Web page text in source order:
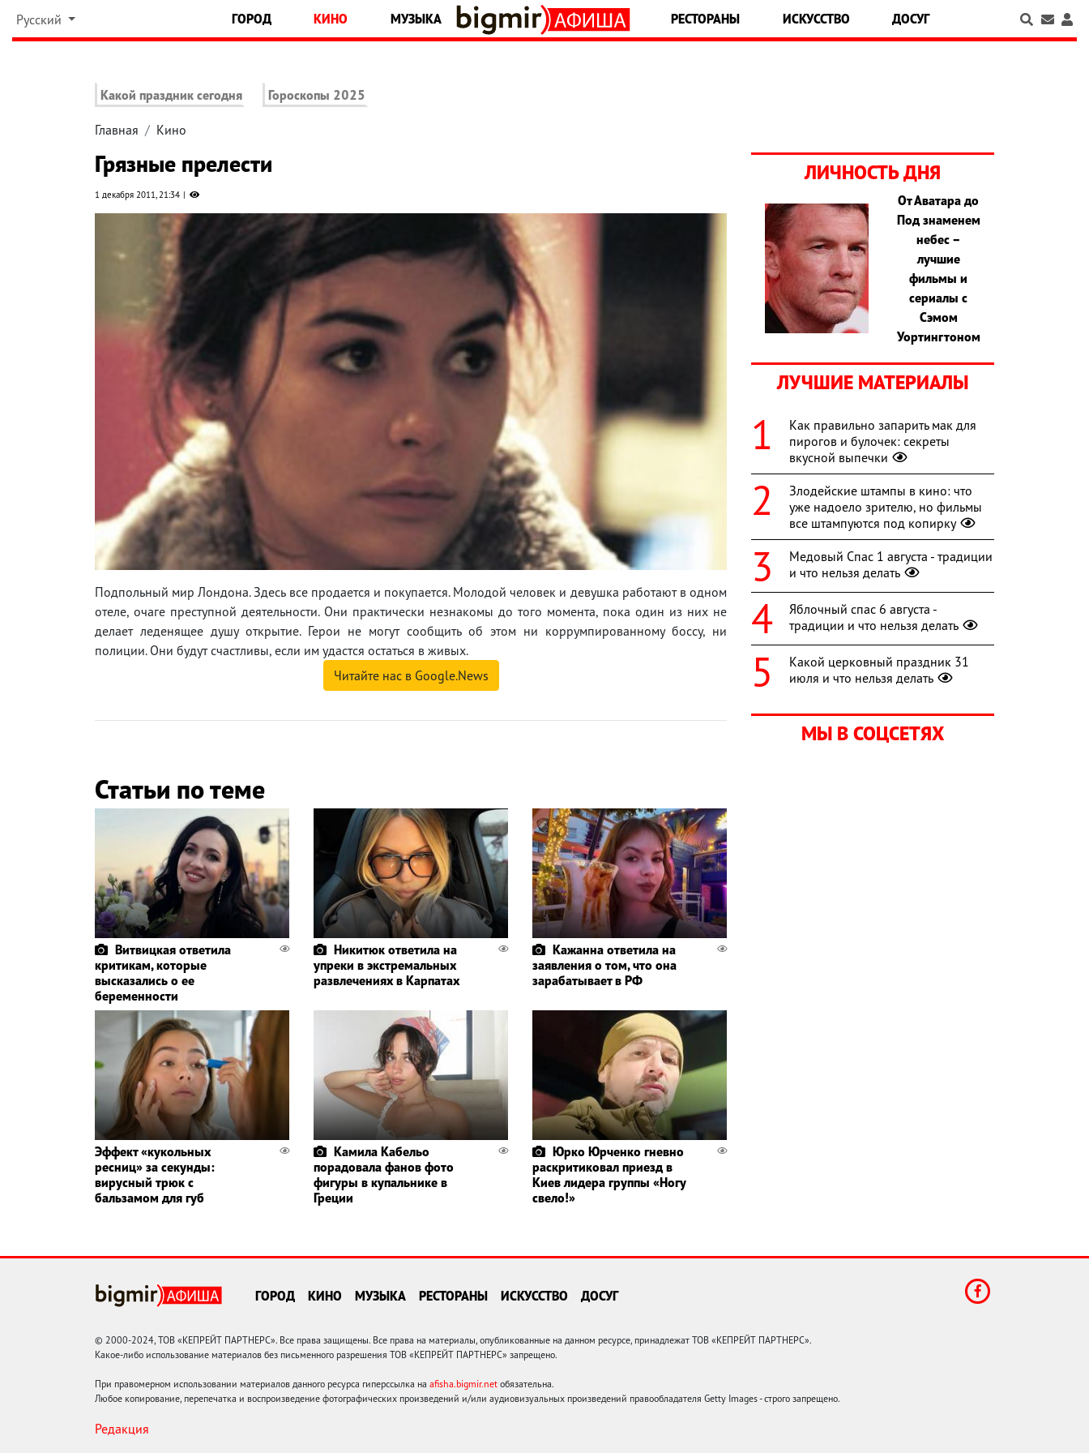
Русский ГОРОД КИНО МУЗЫКА РЕСТОРАНЫ ИСКУССТВО ДОСУГ
Какой праздник сегодня Гороскопы 2025
Главная Кино
Грязные прелести
1 декабря 2011, 21:34
Подпольный мир Лондона. Здесь все продается и покупается. Молодой человек и девушка работают в одном
отеле, очаге преступной деятельности. Они практически незнакомы до того момента, пока один из них не
делает леденящее душу открытие. Герои не могут сообщить об этом ни коррумпированному боссу, ни
полиции. Они будут счастливы, если им удастся остаться в живых.
Читайте нас в Google.News
Статьи по теме
Витвицкая ответила
критикам, которые
высказались о ее
беременности
Никитюк ответила на
упреки в экстремальных
развлечениях в Карпатах
Кажанна ответила на
заявления о том, что она
зарабатывает в РФ
Эффект «кукольных
ресниц» за секунды:
вирусный трюк с
бальзамом для губ
Камила Кабельо
порадовала фанов фото
фигуры в купальнике в
Греции
Юрко Юрченко гневно
раскритиковал приезд в
Киев лидера группы «Ногу
свело!»
ЛИЧНОСТЬ ДНЯ
От Аватара до
Под знаменем
небес –
лучшие
фильмы и
сериалы с
Сэмом
Уортингтоном
ЛУЧШИЕ МАТЕРИАЛЫ
Как правильно запарить мак для
пирогов и булочек: секреты
вкусной выпечки
Злодейские штампы в кино: что
уже надоело зрителю, но фильмы
все штампуются под копирку
Медовый Спас 1 августа - традиции
и что нельзя делать
Яблочный спас 6 августа -
традиции и что нельзя делать
Какой церковный праздник 31
июля и что нельзя делать
МЫ В СОЦСЕТЯХ
ГОРОД КИНО МУЗЫКА РЕСТОРАНЫ ИСКУССТВО ДОСУГ
© 2000-2024, ТОВ «КЕПРЕЙТ ПАРТНЕРС». Все права защищены. Все права на материалы, опубликованные на данном ресурсе, принадлежат ТОВ «КЕПРЕЙТ ПАРТНЕРС».
Какое-либо использование материалов без письменного разрешения ТОВ «КЕПРЕЙТ ПАРТНЕРС» запрещено.
При правомерном использовании материалов данного ресурса гиперссылка на afisha.bigmir.net обязательна.
Любое копирование, перепечатка и воспроизведение фотографических произведений и/или аудиовизуальных произведений правообладателя Getty Images - строго запрещено.
Редакция